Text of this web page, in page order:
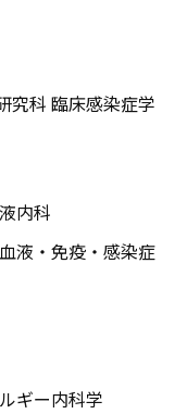
究科 臨床感染症学
内科
液・免疫・感染症
ギー内科学